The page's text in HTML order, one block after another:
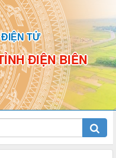
ĐIỆN TỬ
ĐIỆN BIÊN